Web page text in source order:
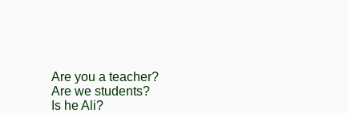
Are you a teacher?
Are we students?
Is he Ali?